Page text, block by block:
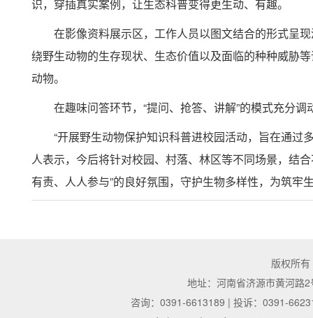
识，穿插真实案例，让生态科普变得更生动、有趣。
在影像资料展示区，工作人员以图文结合的形式呈
绕野生动物的生存现状、生态价值以及面临的种种威胁
动物。
在趣味问答环节，“提问、抢答、讲解”的模式充分
“开展野生动物保护知识科普进校园活动，旨在通过
人表示，今后将针对校园、村落、林区等不同场景，结
有责、人人参与”的良好氛围，守护生物多样性，为筑牢
版权所
地址：河南省济源市黄河路
咨询：0391-6613189 | 投诉：0391-